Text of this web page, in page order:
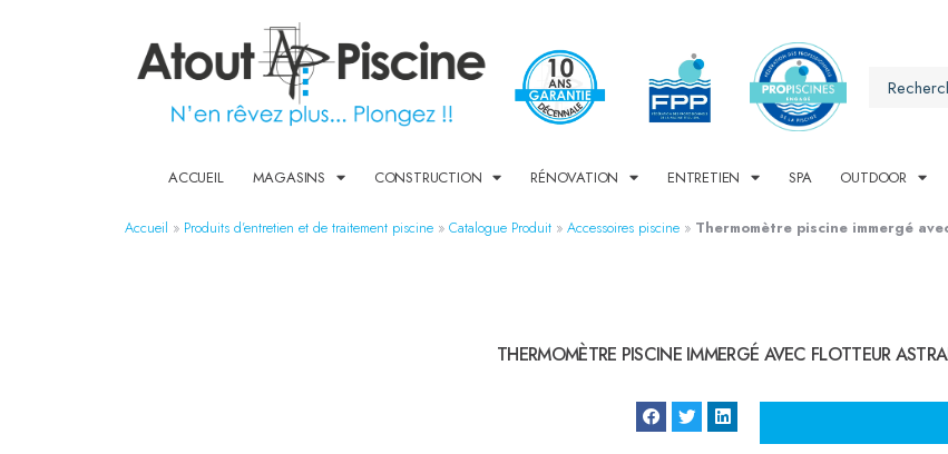
ACCUEIL MAGASINS CONSTRUCTION RÉNOVATION ENTRETIEN SPA OUTDOOR
Accueil » Produits d’entretien et de traitement piscine​ » Catalogue Produit » Accessoires piscine » Thermomètre piscine immergé
THERMOMÈTRE PISCINE IMMERGÉ AVEC FLOTTEUR